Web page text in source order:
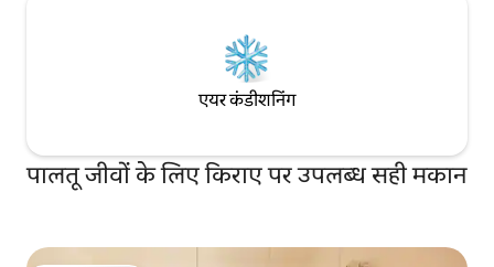
एयर कंडीशनिंग
पालतू जीवों के लिए किराए पर उपलब्ध सही मकान